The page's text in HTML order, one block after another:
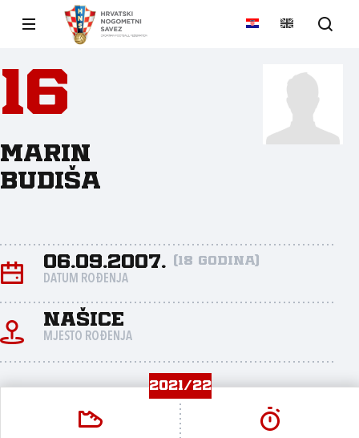
16
Marin
Budiša
06.09.2007. (18 godina)
DATUM ROĐENJA
Našice
MJESTO ROĐENJA
2021/22